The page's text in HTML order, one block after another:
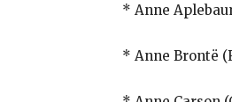
* Anne
* Anne Brontë